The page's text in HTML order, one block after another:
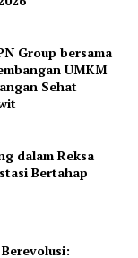
Group bersama
UMKM
Sehat
dalam Reksa
Bertahap